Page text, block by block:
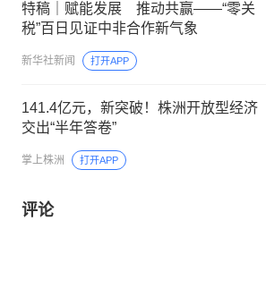
特稿｜赋能发展 推动共赢——“零关
税”百日见证中非合作新气象
新华社新闻 打开APP
141.4亿元，新突破！株洲开放型经济
交出“半年答卷”
掌上株洲 打开APP
评论